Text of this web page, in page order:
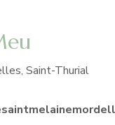
Saint-Thurial